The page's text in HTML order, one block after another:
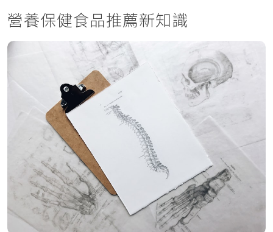
營養保健食品推薦新知識